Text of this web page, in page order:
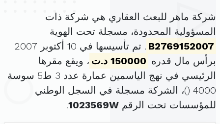
شركة ماهر للبعث العقاري هي شركة ذات
المسؤولية المحدودة، مسجلة تحت الهوية
B2769152007
. تم تأسيسها في 10 أكتوبر 2007
برأس مال قدره 150000 د.ت
، ويقع مقرها
الرئيسي في نهج الياسمين عمارة عدد 3 ط5 سوسة
4000 ( )، الشركة مسجلة في السجل الوطني
للمؤسسات تحت الرقم 1023569W
.